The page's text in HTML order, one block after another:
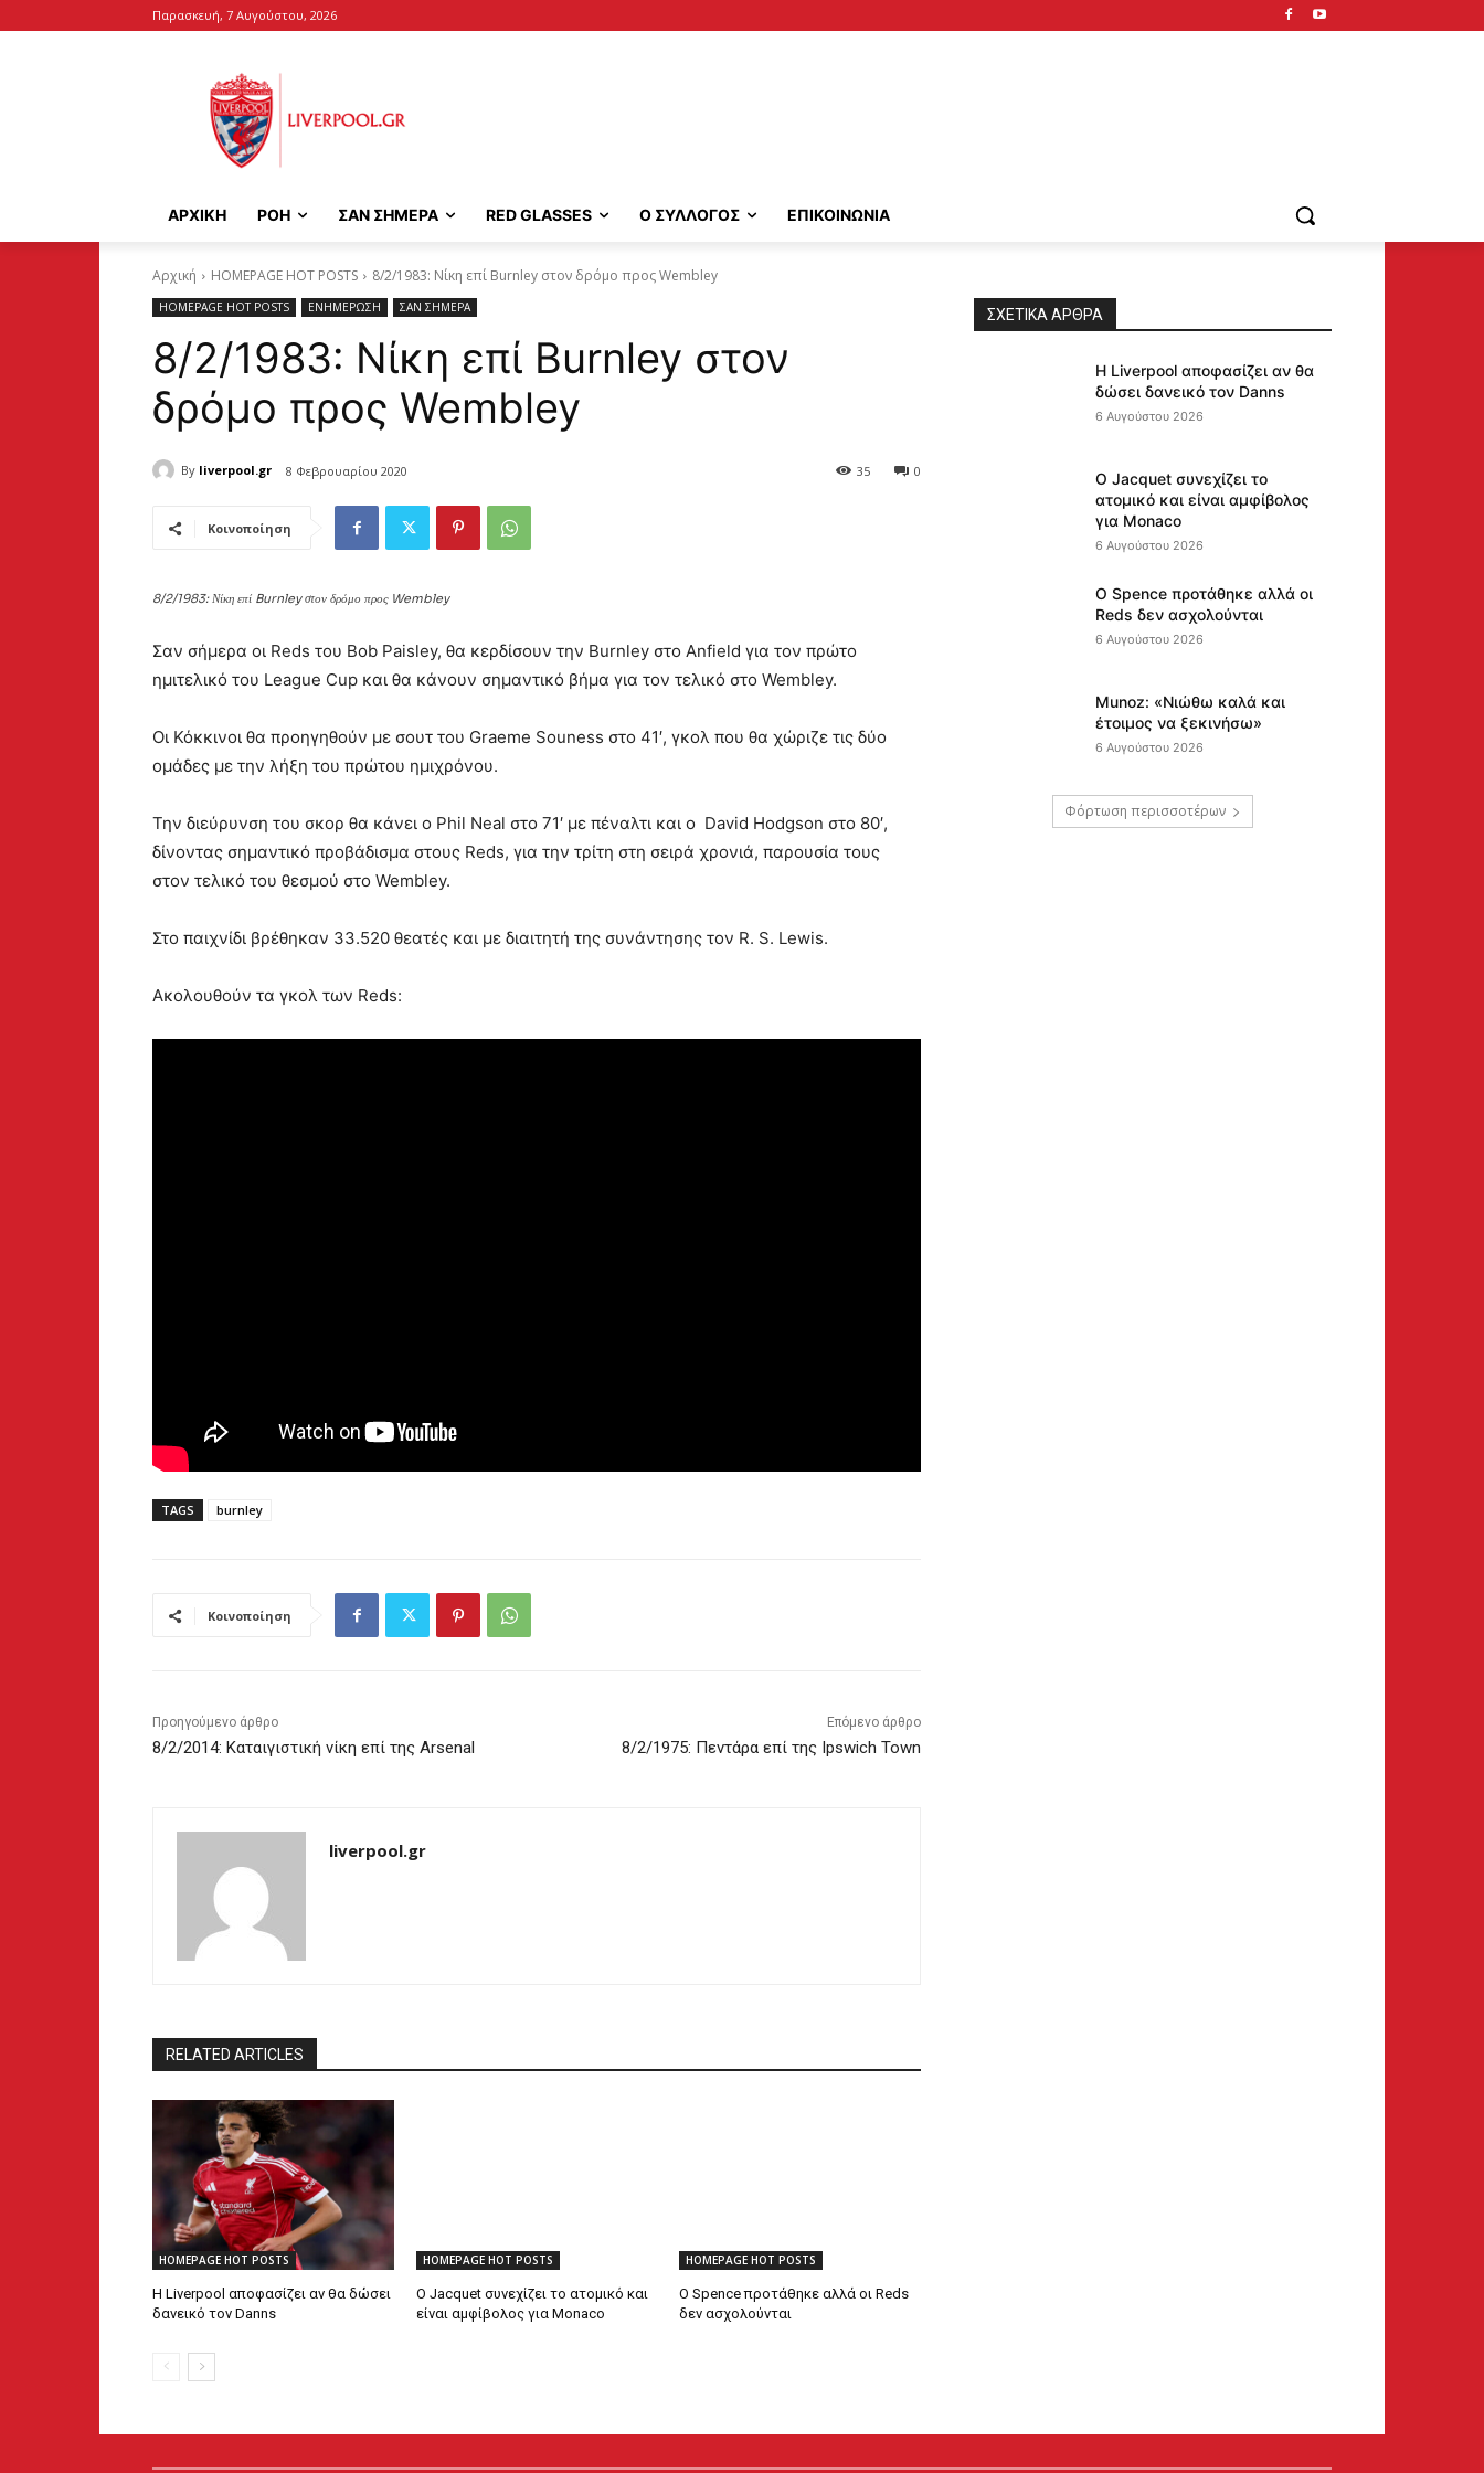
Παρασκευή, 7 Αυγούστου, 2026
ΑΡΧΙΚΉ ΡΟΗ ΣΑΝ ΣΗΜΕΡΑ RED GLASSES Ο ΣΥΛΛΟΓΟΣ ΕΠΙΚΟΙΝΩΝΙΑ
Αρχική HOMEPAGE HOT POSTS 8/2/1983: Νίκη επί Burnley στον δρόμο προς Wembley
HOMEPAGE HOT POSTS ΕΝΗΜΕΡΩΣΗ ΣΑΝ ΣΗΜΕΡΑ
8/2/1983: Νίκη επί Burnley στον
δρόμο προς Wembley
By liverpool.gr 8 Φεβρουαρίου 2020 0
35
Κοινοποίηση
8/2/1983: Νίκη επί Burnley στον δρόμο προς Wembley
Σαν σήμερα οι Reds του Bob Paisley, θα κερδίσουν την Burnley στο Anfield για τον πρώτο
ημιτελικό του League Cup και θα κάνουν σημαντικό βήμα για τον τελικό στο Wembley.
Οι Κόκκινοι θα προηγηθούν με σουτ του Graeme Souness στο 41′, γκολ που θα χώριζε τις δύο
ομάδες με την λήξη του πρώτου ημιχρόνου.
Την διεύρυνση του σκορ θα κάνει ο Phil Neal στο 71′ με πέναλτι και ο David Hodgson στο 80′,
δίνοντας σημαντικό προβάδισμα στους Reds, για την τρίτη στη σειρά χρονιά, παρουσία τους
στον τελικό του θεσμού στο Wembley.
Στο παιχνίδι βρέθηκαν 33.520 θεατές και με διαιτητή της συνάντησης τον R. S. Lewis.
Ακολουθούν τα γκολ των Reds:
TAGS burnley
Κοινοποίηση
Προηγούμενο άρθρο
8/2/2014: Καταιγιστική νίκη επί της Arsenal
Επόμενο άρθρο
8/2/1975: Πεντάρα επί της Ipswich Town
liverpool.gr
RELATED ARTICLES
HOMEPAGE HOT POSTS
Η Liverpool αποφασίζει αν θα δώσει
δανεικό τον Danns
HOMEPAGE HOT POSTS
Ο Jacquet συνεχίζει το ατομικό και
είναι αμφίβολος για Monaco
HOMEPAGE HOT POSTS
Ο Spence προτάθηκε αλλά οι Reds
δεν ασχολούνται
ΣΧΕΤΙΚΆ ΆΡΘΡΑ
Η Liverpool αποφασίζει αν θα
δώσει δανεικό τον Danns
6 Αυγούστου 2026
Ο Jacquet συνεχίζει το
ατομικό και είναι αμφίβολος
για Monaco
6 Αυγούστου 2026
Ο Spence προτάθηκε αλλά οι
Reds δεν ασχολούνται
6 Αυγούστου 2026
Munoz: «Νιώθω καλά και
έτοιμος να ξεκινήσω»
6 Αυγούστου 2026
Φόρτωση περισσοτέρων